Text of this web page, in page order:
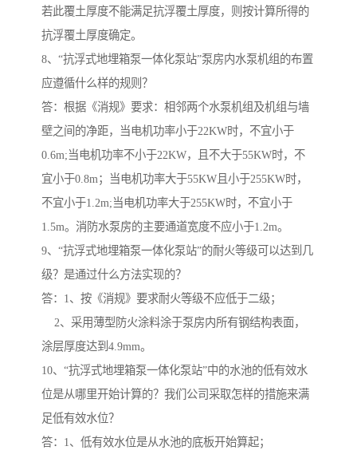
若此覆土厚度不能满足抗浮覆土厚度，则按计算所得的
抗浮覆土厚度确定。
8、“抗浮式地埋箱泵一体化泵站”泵房内水泵机组的布置
应遵循什么样的规则？
答：根据《消规》要求：相邻两个水泵机组及机组与墙
壁之间的净距，当电机功率小于22KW时，不宜小于
0.6m;当电机功率不小于22KW，且不大于55KW时，不
宜小于0.8m；当电机功率大于55KW且小于255KW时，
不宜小于1.2m;当电机功率大于255KW时，不宜小于
1.5m。消防水泵房的主要通道宽度不应小于1.2m。
9、“抗浮式地埋箱泵一体化泵站”的耐火等级可以达到几
级？是通过什么方法实现的？
答：1、按《消规》要求耐火等级不应低于二级；
2、采用薄型防火涂料涂于泵房内所有钢结构表面，
涂层厚度达到4.9mm。
10、“抗浮式地埋箱泵一体化泵站”中的水池的低有效水
位是从哪里开始计算的？我们公司采取怎样的措施来满
足低有效水位？
答：1、低有效水位是从水池的底板开始算起；